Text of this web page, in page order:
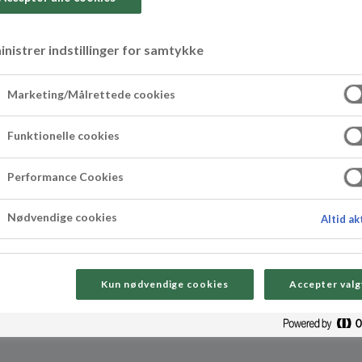
kun noen få ingredienser og er lett å
god spiselig gave til jul. For å lage denne
bakekakao og 20 minutter! Enklere blir det
indstillinger for samtykke
Marketing/Målrettede cookies
Funktionelle cookies
Performance Cookies
Nødvendige cookies Altid
Kun nødvendige cookies Accepter